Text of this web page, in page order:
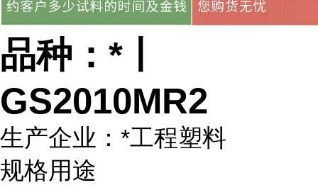
品种：*丨
GS2010MR2
生产企业：*工程塑料
规格用途